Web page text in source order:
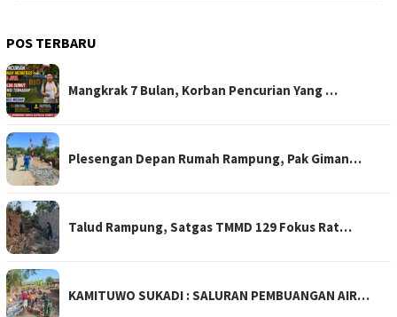
POS TERBARU
Mangkrak 7 Bulan, Korban Pencurian Yang …
Plesengan Depan Rumah Rampung, Pak Giman…
Talud Rampung, Satgas TMMD 129 Fokus Rat…
KAMITUWO SUKADI : SALURAN PEMBUANGAN AIR…